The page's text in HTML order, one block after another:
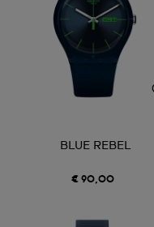
BLUE REBEL
€ 90,00